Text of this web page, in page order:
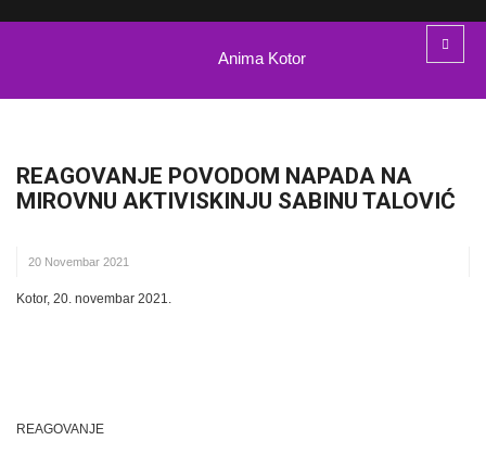
Anima Kotor
REAGOVANJE POVODOM NAPADA NA
MIROVNU AKTIVISKINJU SABINU TALOVIĆ
20 Novembar 2021
Kotor, 20. novembar 2021.
REAGOVANJE